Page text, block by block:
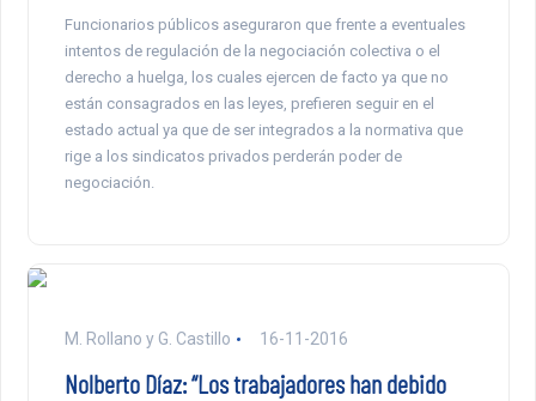
Funcionarios públicos aseguraron que frente a eventuales
intentos de regulación de la negociación colectiva o el
derecho a huelga, los cuales ejercen de facto ya que no
están consagrados en las leyes, prefieren seguir en el
estado actual ya que de ser integrados a la normativa que
rige a los sindicatos privados perderán poder de
negociación.
M. Rollano y G. Castillo 16-11-2016
Nolberto Díaz: “Los trabajadores han debido